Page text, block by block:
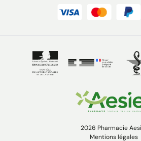
2026 Pharmacie
Mentions légales